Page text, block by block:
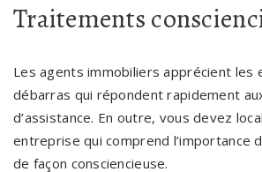
Traitements
Les agents immobiliers apprécient les
débarras qui répondent rapidement
d’assistance. En outre, vous devez
entreprise qui comprend l’importance
de façon consciencieuse.